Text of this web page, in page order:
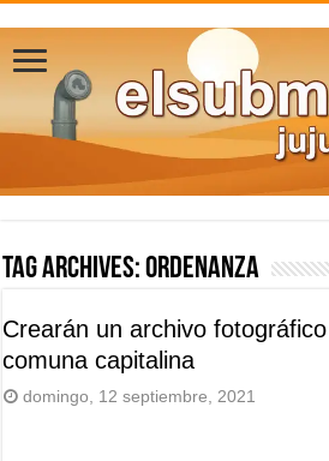
Tag Archives:ordenanza
Crearán un archivo
comuna capitalina
domingo, 12 septiembre, 2021